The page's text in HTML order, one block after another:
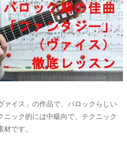
ァイス」の作品で、バロックらしい
ック的には中級向で、テクニック
です。